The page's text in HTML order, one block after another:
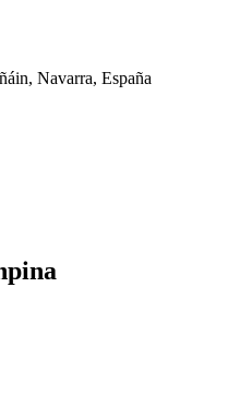
Navarra, España